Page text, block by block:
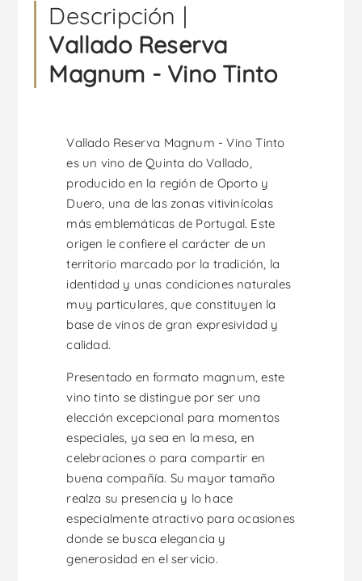
Descripción |
Vallado Reserva
Magnum - Vino Tinto
Vallado Reserva Magnum - Vino Tinto
es un vino de Quinta do Vallado,
producido en la región de Oporto y
Duero, una de las zonas vitivinícolas
más emblemáticas de Portugal. Este
origen le confiere el carácter de un
territorio marcado por la tradición, la
identidad y unas condiciones naturales
muy particulares, que constituyen la
base de vinos de gran expresividad y
calidad.
Presentado en formato magnum, este
vino tinto se distingue por ser una
elección excepcional para momentos
especiales, ya sea en la mesa, en
celebraciones o para compartir en
buena compañía. Su mayor tamaño
realza su presencia y lo hace
especialmente atractivo para ocasiones
donde se busca elegancia y
generosidad en el servicio.